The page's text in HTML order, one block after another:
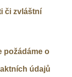
či zvláštní
požádáme o
údajů